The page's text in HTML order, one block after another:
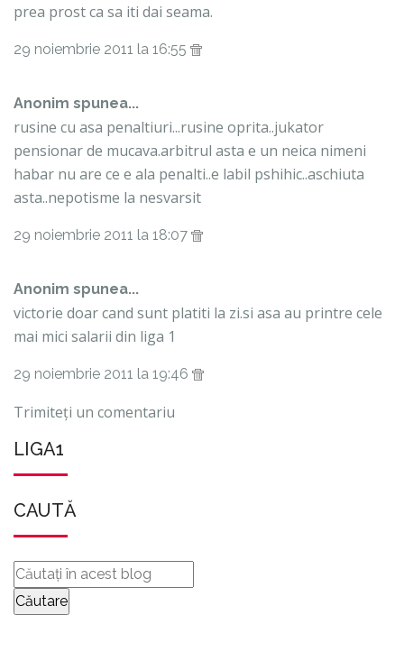
prea prost ca sa iti dai seama.
29 noiembrie 2011 la 16:55
Anonim spunea...
rusine cu asa penaltiuri...rusine oprita..jukator
pensionar de mucava.arbitrul asta e un neica nimeni
habar nu are ce e ala penalti..e labil pshihic..aschiuta
asta..nepotisme la nesvarsit
29 noiembrie 2011 la 18:07
Anonim spunea...
victorie doar cand sunt platiti la zi.si asa au printre cele
mai mici salarii din liga 1
29 noiembrie 2011 la 19:46
Trimiteți un comentariu
LIGA1
CAUTĂ